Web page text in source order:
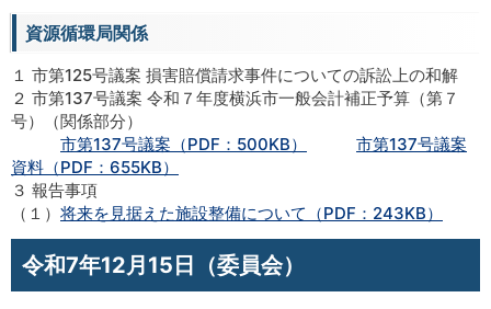
資源循環局関係
１ 市第125号議案 損害賠償請求事件についての訴訟上の和解
２ 市第137号議案 令和７年度横浜市一般会計補正予算（第７
号）（関係部分）
市第137号議案（PDF：500KB）
市第137号議案
資料（PDF：655KB）
３ 報告事項
（１） 将来を見据えた施設整備について（PDF：243KB）
令和7年12月15日（委員会）